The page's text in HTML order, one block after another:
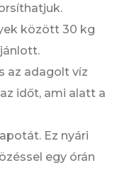
között 30 kg
az adagolt víz
időt, ami alatt a
Ez nyári
egy órán